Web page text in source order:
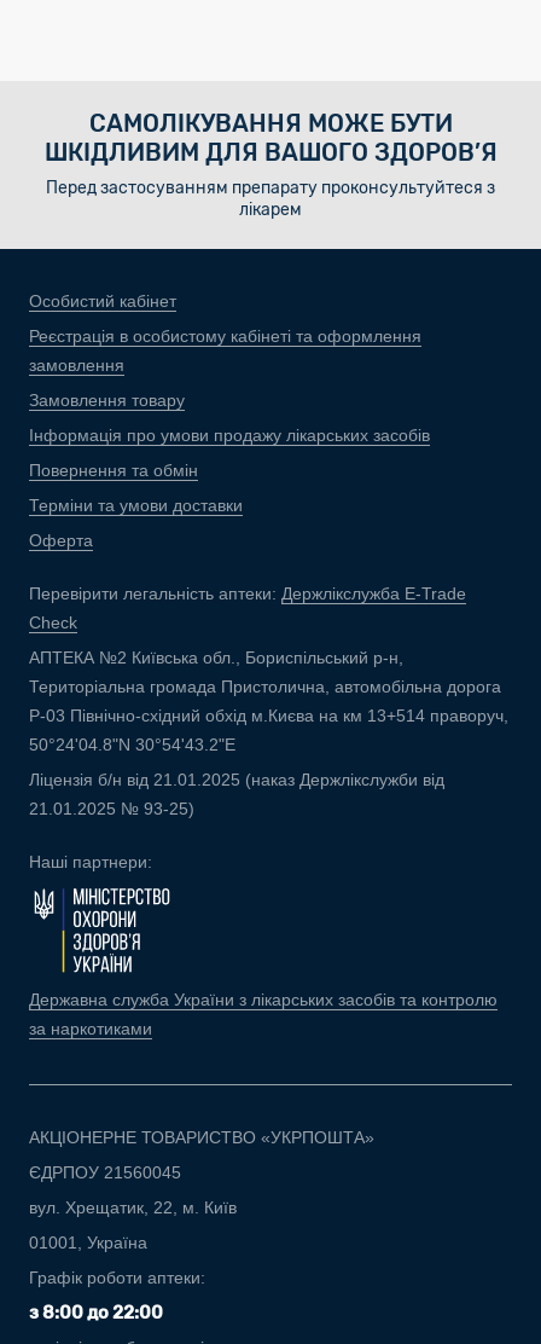
САМОЛІКУВАННЯ МОЖЕ БУТИ
ШКІДЛИВИМ ДЛЯ ВАШОГО ЗДОРОВ’Я
Перед застосуванням препарату проконсультуйтеся з
лікарем
Особистий кабінет
Реєстрація в особистому кабінеті та оформлення
замовлення
Замовлення товару
Інформація про умови продажу лікарських засобів
Повернення та обмін
Терміни та умови доставки
Оферта
Перевірити легальність аптеки: Держлікслужба E-Trade
Check
АПТЕКА №2 Київська обл., Бориспільський р-н,
Територіальна громада Пристолична, автомобільна дорога
Р-03 Північно-східний обхід м.Києва на км 13+514 праворуч,
50°24'04.8"N 30°54'43.2"E
Ліцензія б/н від 21.01.2025 (наказ Держлікслужби від
21.01.2025 № 93-25)
Наші партнери:
Державна служба України з лікарських засобів та контролю
за наркотиками
АКЦІОНЕРНЕ ТОВАРИСТВО «УКРПОШТА»
ЄДРПОУ 21560045
вул. Хрещатик, 22, м. Київ
01001, Україна
Графік роботи аптеки:
з 8:00 до 22:00